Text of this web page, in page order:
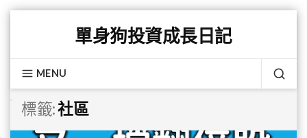
content
單身狗投資成長日記
MENU
標籤:社區